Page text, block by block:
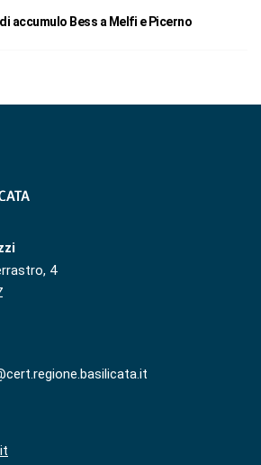
accumulo Bess a Melfi e Picerno
4